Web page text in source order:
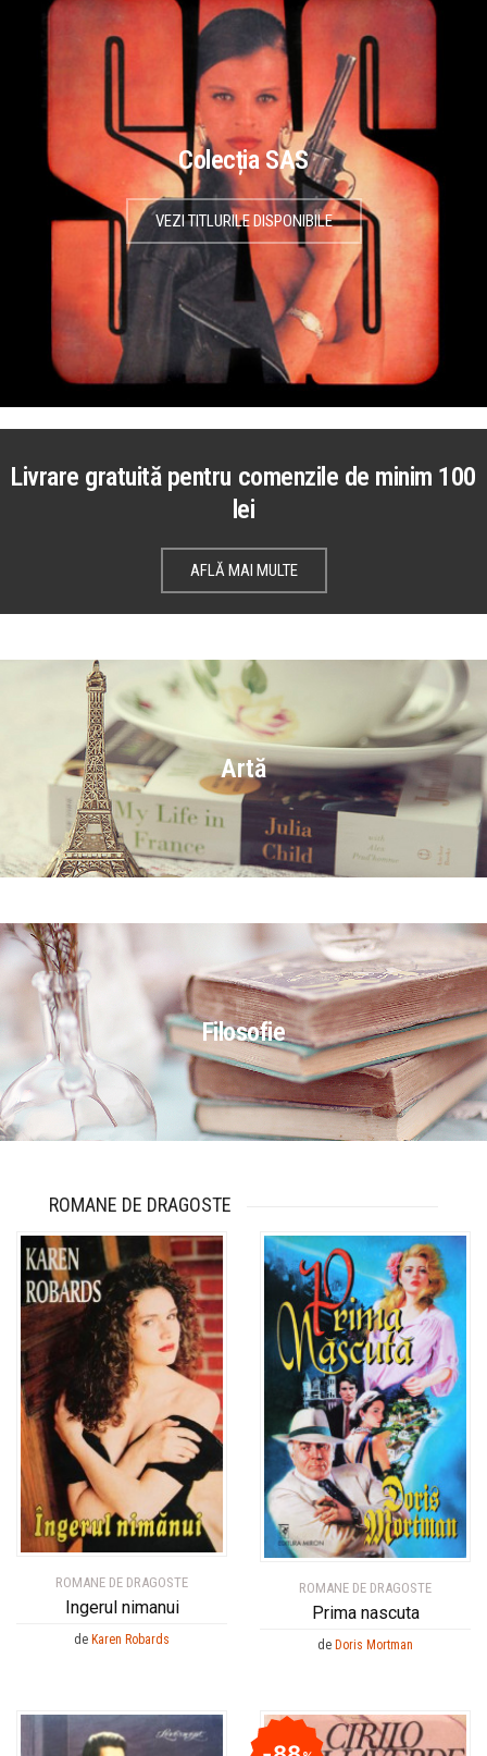
Colecția SAS
VEZI TITLURILE DISPONIBILE
Livrare gratuită pentru comenzile de minim 100
lei
AFLĂ MAI MULTE
Artă
Filosofie
ROMANE DE DRAGOSTE
ROMANE DE DRAGOSTE
Ingerul nimanui
de Karen Robards
ROMANE DE DRAGOSTE
Prima nascuta
de Doris Mortman